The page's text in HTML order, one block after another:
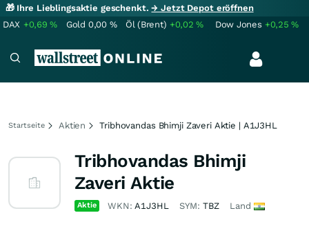
🎁 Ihre Lieblingsaktie geschenkt.→ Jetzt Depot eröffnen
DAX +0,69% Gold 0,00 % Öl (Brent) +0,02% Dow Jones +0,25%
Startseite Aktien Tribhovandas Bhimji Zaveri Aktie | A1J3HL
Tribhovandas Bhimji
Zaveri Aktie
Aktie WKN:A1J3HL SYM: TBZ Land